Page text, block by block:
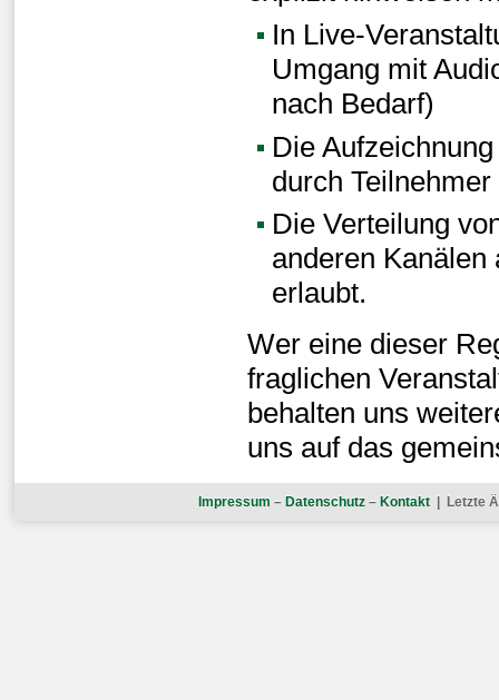
In Live-
Umgang mit
nach Bedarf)
Die
durch
Die Verteilung
anderen
erlaubt.
Wer eine dieser
fraglichen
behalten uns
uns auf das
Impressum – Datenschutz – Kontakt | Letzte